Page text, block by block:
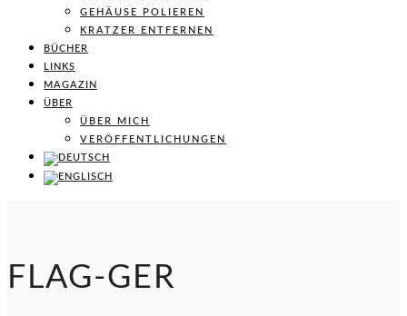
GEHÄUSE POLIEREN
KRATZER ENTFERNEN
BÜCHER
LINKS
MAGAZIN
ÜBER
ÜBER MICH
VERÖFFENTLICHUNGEN
FLAG-GER